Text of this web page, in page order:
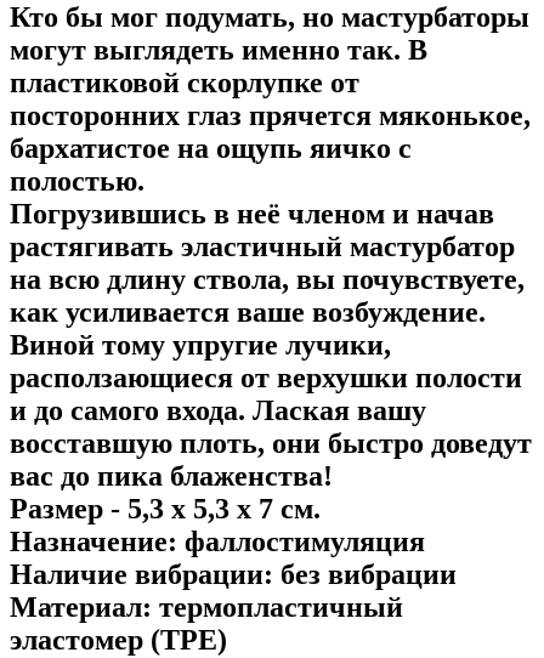
Кто бы мог подумать, но мастурбаторы
могут выглядеть именно так. В
пластиковой скорлупке от
посторонних глаз прячется мяконькое,
бархатистое на ощупь яичко с
полостью.
Погрузившись в неё членом и начав
растягивать эластичный мастурбатор
на всю длину ствола, вы почувствуете,
как усиливается ваше возбуждение.
Виной тому упругие лучики,
расползающиеся от верхушки полости
и до самого входа. Лаская вашу
восставшую плоть, они быстро доведут
вас до пика блаженства!
Размер - 5,3 х 5,3 х 7 см.
Назначение: фаллостимуляция
Наличие вибрации: без вибрации
Материал: термопластичный
эластомер (TPE)